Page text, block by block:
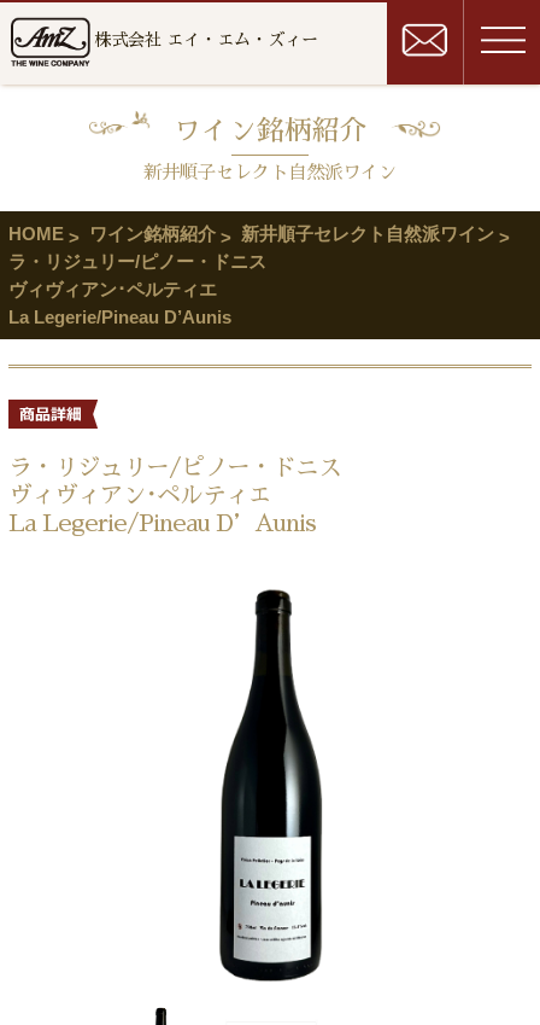
株式会社 エイ・エム・ズィー
ワイン銘柄紹介
新井順子セレクト自然派ワイン
HOME ワイン銘柄紹介
新井順子セレクト自然派ワイン
ラ・リジュリー/ピノー・ドニス
ヴィヴィアン･ペルティエ
La Legerie/Pineau D’Aunis
ラ・リジュリー/ピノー・ドニス
ヴィヴィアン･ペルティエ
La Legerie/Pineau D’Aunis